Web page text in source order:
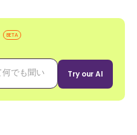
BETA
Try our AI